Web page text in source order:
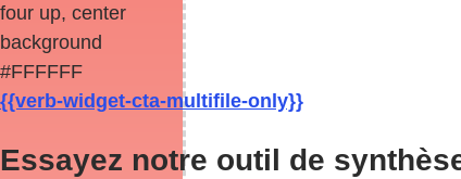
four up, center
background
#FFFFFF
{{verb-widget-cta-multifile-only}}
Essayez notre outil de